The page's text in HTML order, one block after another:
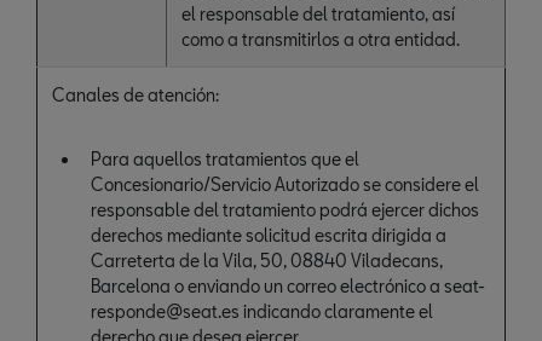
el responsable del tratamiento, así
como a transmitirlos a otra entidad.
Canales de atención:
Para aquellos tratamientos que el
Concesionario/Servicio Autorizado se considere el
responsable del tratamiento podrá ejercer dichos
derechos mediante solicitud escrita dirigida a
Carreterta de la Vila, 50, 08840 Viladecans,
Barcelona o enviando un correo electrónico a seat-
responde@seat.es indicando claramente el
derecho que desea ejercer.